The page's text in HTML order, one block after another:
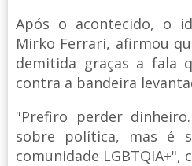
Após o acontecido, o
Mirko Ferrari, afirmou
demitida graças a fala
contra a bandeira
"Prefiro perder
sobre política, mas é
comunidade LGBTQIA+",